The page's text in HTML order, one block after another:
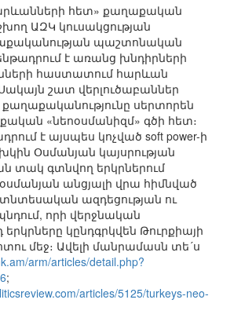
հետ» քաղաքական
ԱԶԿ կուսակցության
պաշտոնական
ենթադրում է առանց խնդիրների
հաստատում հարևան
շատ վերլուծաբաններ
քաղաքականությունը սերտորեն
«նեոօսմանիզմ» գծի հետ։
է այսպես կոչված soft power-ի
Օսմանյան կայսրության
տակ գտնվող երկրներում
անցյալի վրա հիմնված
ազդեցության ու
որի վերջնական
երկրները կընդգրկվեն Թուրքիայի
մեջ։ Ավելի մանրամասն տե´ս
arm/articles/detail.php?
;
articles/5125/turkeys-neo-